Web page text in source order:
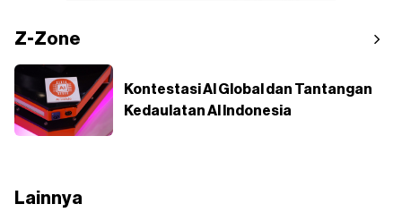
Z-Zone
Kontestasi AI Global dan Tantangan
Kedaulatan AI Indonesia
Lainnya